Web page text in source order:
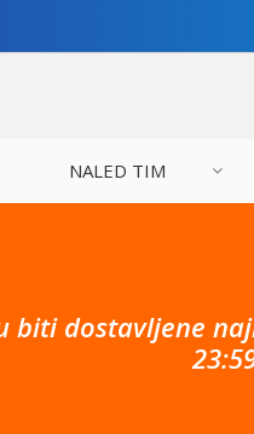
NALED TIM
biti dostavljene